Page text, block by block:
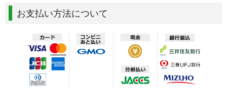
お支払い方法について